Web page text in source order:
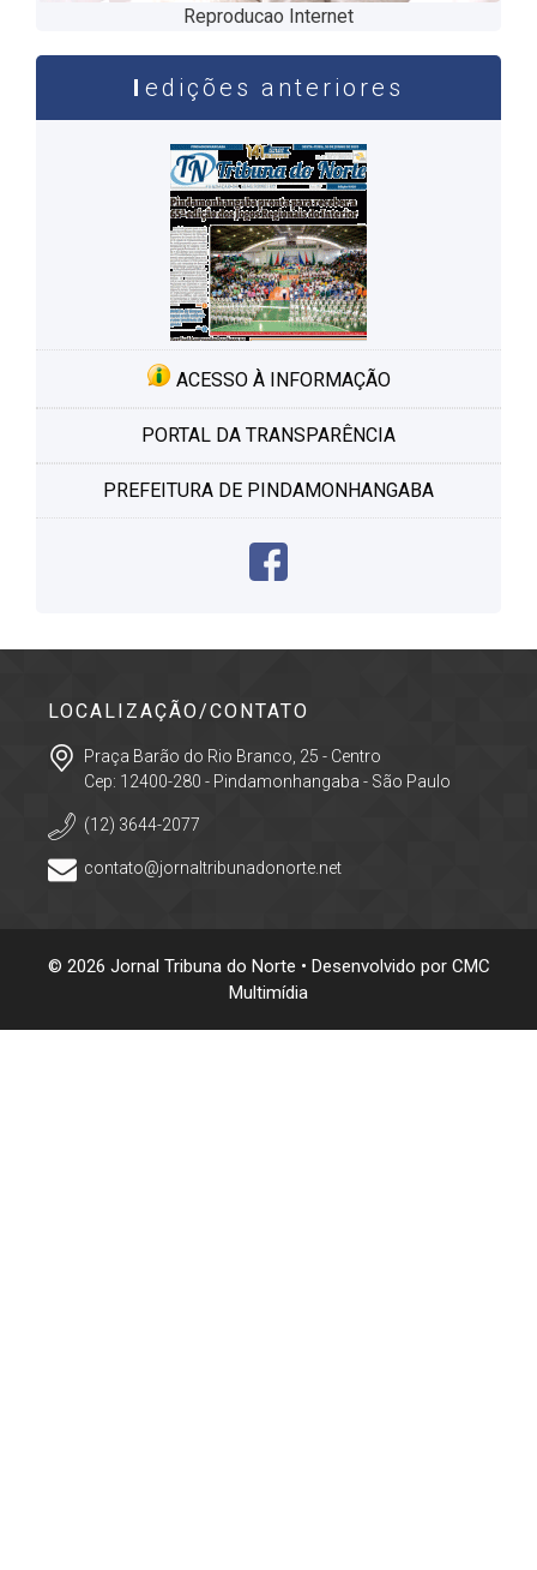
Reproducao Internet
edições anteriores
ACESSO À INFORMAÇÃO
PORTAL DA TRANSPARÊNCIA
PREFEITURA DE PINDAMONHANGABA
LOCALIZAÇÃO/CONTATO
Praça Barão do Rio Branco, 25 - Centro
Cep: 12400-280 - Pindamonhangaba - São Paulo
(12) 3644-2077
contato@jornaltribunadonorte.net
© 2026 Jornal Tribuna do Norte • Desenvolvido por CMC
Multimídia